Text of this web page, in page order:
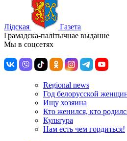
Лiдская
Газета
Грамадска-палiтычнае выданне
Мы в соцсетях
Regional news
Год белорусской
Ищу хозяина
Кто женился, кто
Культура
Нам есть чем гордиться!